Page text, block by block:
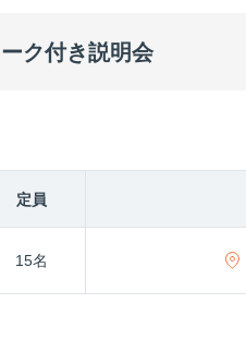
ク付き説明会
定員
15名